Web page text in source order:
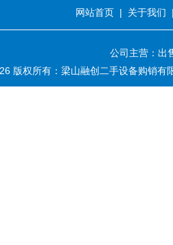
网站首页 | 关于我们
公司主营：出
版权所有：梁山融创二手设备购销